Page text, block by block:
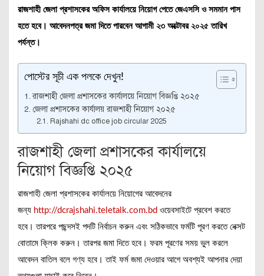
রাজশাহী জেলা প্রশাসকের অফিস কার্যালয়ে নিয়োগ পেতে জেএসসি ও সমমান পাস
হতে হবে। আবেদনপত্র জমা দিতে পারবেন আগামী ২৩ অক্টোবর ২০২৫ তারিখ
পর্যন্ত।
পোস্টের সূচী এক পলকে দেখুন!
রাজশাহী জেলা প্রশাসকের কার্যালয়ে নিয়োগ বিজ্ঞপ্তি ২০২৫
জেলা প্রশাসকের কার্যালয় রাজশাহী নিয়োগ ২০২৫
Rajshahi dc office job circular 2025
রাজশাহী জেলা প্রশাসকের কার্যালয়ে
নিয়োগ বিজ্ঞপ্তি ২০২৫
রাজশাহী জেলা প্রশাসকের কার্যালয়ে নিয়োগের আবেদনের
জন্য http://dcrajshahi.teletalk.com.bd ওয়েবসাইটে প্রবেশ করতে
হবে। তারপরে পছন্দসই পদটি নির্বাচন করুন এবং সঠিকভাবে ফর্মটি পূরণ করতে নেক্সট
বোতামে ক্লিক করুন। তারপর জমা দিতে হবে। ফরম পূরণের সময় ভুল করলে
আবেদন বাতিল বলে গণ্য হবে। তাই ফর্ম জমা দেওয়ার আগে অবশ্যই আপনার দেয়া